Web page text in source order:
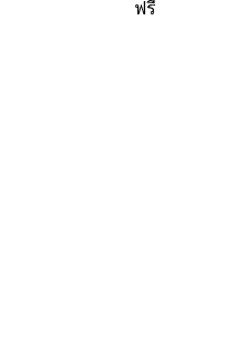
ฟรี